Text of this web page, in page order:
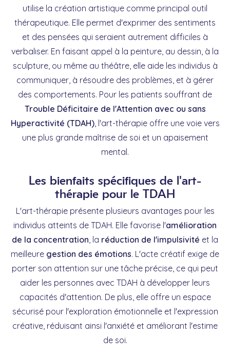
utilise la création artistique comme principal outil
thérapeutique. Elle permet d'exprimer des sentiments
et des pensées qui seraient autrement difficiles à
verbaliser. En faisant appel à la peinture, au dessin, à la
sculpture, ou même au théâtre, elle aide les individus à
communiquer, à résoudre des problèmes, et à gérer
des comportements. Pour les patients souffrant de
Trouble Déficitaire de l'Attention avec ou sans
Hyperactivité (TDAH), l'art-thérapie offre une voie vers
une plus grande maîtrise de soi et un apaisement
mental.
Les bienfaits spécifiques de l'art-
thérapie pour le TDAH
L'art-thérapie présente plusieurs avantages pour les
individus atteints de TDAH. Elle favorise l'amélioration
de la concentration, la réduction de l'impulsivité et la
meilleure gestion des émotions. L'acte créatif exige de
porter son attention sur une tâche précise, ce qui peut
aider les personnes avec TDAH à développer leurs
capacités d'attention. De plus, elle offre un espace
sécurisé pour l'exploration émotionnelle et l'expression
créative, réduisant ainsi l'anxiété et améliorant l'estime
de soi.